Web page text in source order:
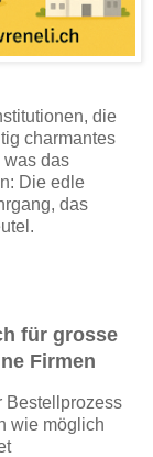
die
charmantes
was das
Die edle
das
für grosse
Firmen
Bestellprozess
wie möglich